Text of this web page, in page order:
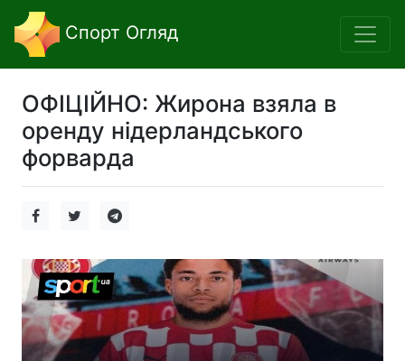
Спорт Огляд
ОФІЦІЙНО: Жирона взяла в
оренду нідерландського
форварда